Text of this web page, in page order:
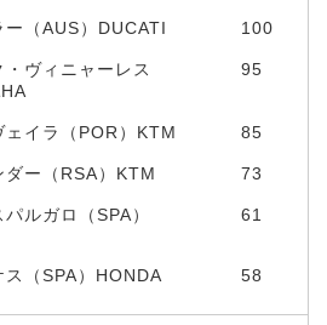
ー（AUS）DUCATI 100
ヴィニャーレス
95
ェイラ（POR）KTM 85
ダー（RSA）KTM 73
ルガロ（SPA）
61
ス（SPA）HONDA 58